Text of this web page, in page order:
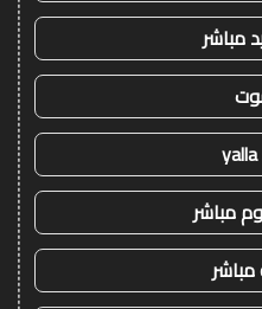
مباشر
مباشر
مباشر